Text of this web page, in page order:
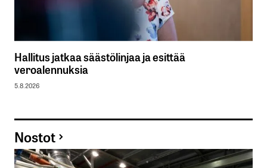
Hallitus jatkaa säästölinjaa ja esittää
veroalennuksia
5.8.2026
Nostot